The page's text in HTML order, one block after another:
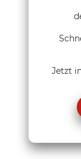
Jetzt